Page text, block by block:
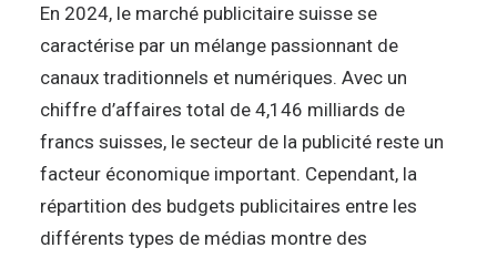
En 2024, le marché publicitaire suisse se
caractérise par un mélange passionnant de
canaux traditionnels et numériques. Avec un
chiffre d’affaires total de 4,146 milliards de
francs suisses, le secteur de la publicité reste un
facteur économique important. Cependant, la
répartition des budgets publicitaires entre les
différents types de médias montre des